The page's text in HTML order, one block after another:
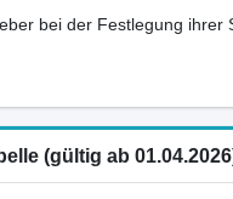
bei der Festlegung ihrer
(gültig ab